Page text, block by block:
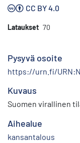
CC BY 4.0
Lataukset 70
Pysyvä osoite
https://urn.fi/
Kuvaus
Suomen virallinen
Aihealue
kansantalous